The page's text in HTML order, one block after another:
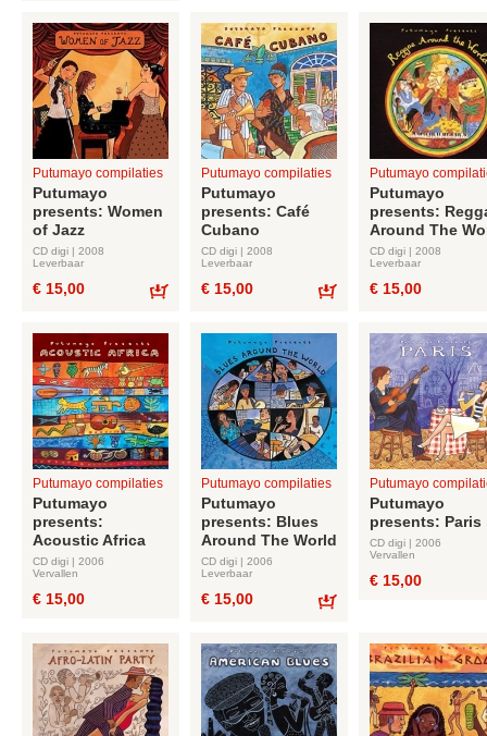
Putumayo compilaties
Putumayo
presents: Women
of Jazz
CD digi | 2008
Leverbaar
€ 15,00
Putumayo compilaties
Putumayo
presents: Café
Cubano
CD digi | 2008
Leverbaar
€ 15,00
Putumayo
Putumayo
presents:
Around The
CD digi | 2008
Leverbaar
€ 15,00
Putumayo compilaties
Putumayo
presents:
Acoustic Africa
CD digi | 2006
Vervallen
€ 15,00
Putumayo compilaties
Putumayo
presents: Blues
Around The World
CD digi | 2006
Leverbaar
€ 15,00
Putumayo
Putumayo
presents: Paris
CD digi | 2006
Vervallen
€ 15,00